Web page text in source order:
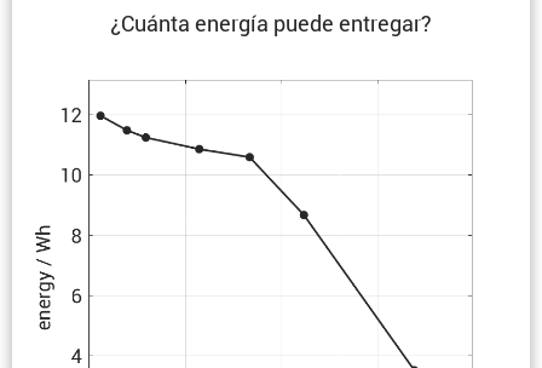
¿Cuánta energía puede entregar?